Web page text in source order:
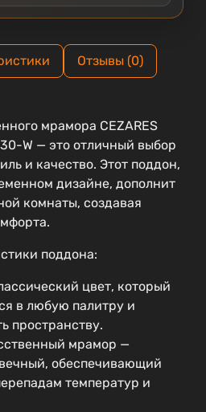
Отзывы (0)
мрамора CEZARES
W — это отличный выбор
и качество. Этот поддон,
дизайне, дополнит
комнаты, создавая
поддона:
цвет, который
в любую палитру и
пространству.
мрамор —
обеспечивающий
температур и